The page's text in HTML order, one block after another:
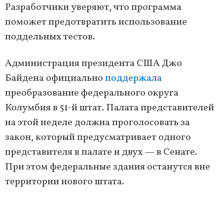
Разработчики уверяют, что программа
поможет предотвратить использование
поддельных тестов.
Администрация президента США Джо
Байдена официальноподдержала
преобразование федерального округа
Колумбия в 51-й штат. Палата представителей
на этой неделе должна проголосовать за
закон, который предусматривает одного
представителя в палате и двух — в Сенате.
При этом федеральные здания останутся вне
территории нового штата.